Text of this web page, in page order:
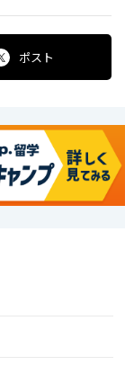
ポスト